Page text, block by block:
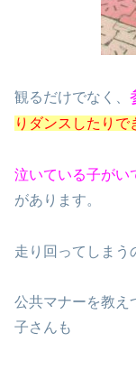
観るだけでなく、
りダンスしたりで
泣いている子がい
があります。
走り回ってしまう
公共マナーを教え
子さんも